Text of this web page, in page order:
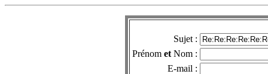
Sujet :
Prénom et Nom :
E-mail :